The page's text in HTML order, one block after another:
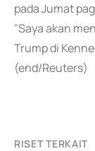
pada Jumat
"Saya akan
Trump di
(end/Reuters)
RISET TERKAIT